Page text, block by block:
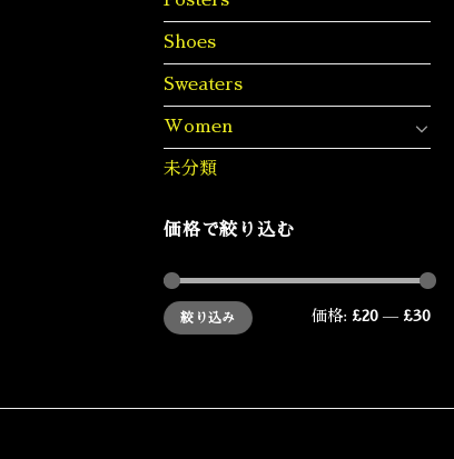
Shoes
Sweaters
Women
未分類
価格で絞り込む
最
低
価
最
高
価
絞り込み 価格: £20 — £30